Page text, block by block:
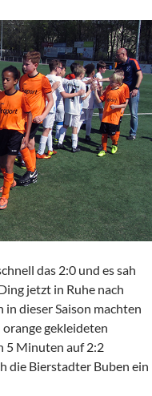
das 2:0 und es sah
jetzt in Ruhe nach
in dieser Saison machten
orange gekleideten
5 Minuten auf 2:2
die Bierstadter Buben ein